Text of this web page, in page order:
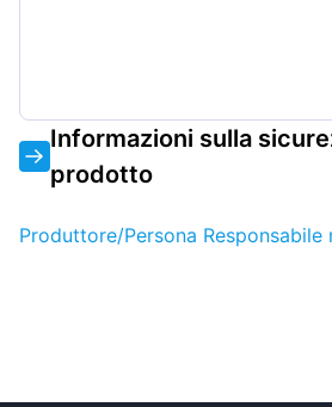
Informazioni sulla
prodotto
Produttore/Persona Responsabile